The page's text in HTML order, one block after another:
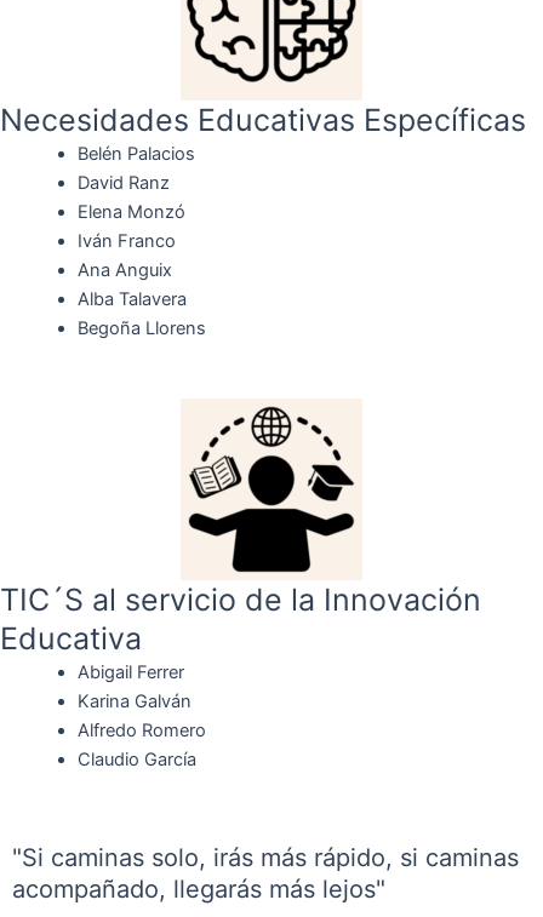
Necesidades Educativas Específicas
Belén Palacios
David Ranz
Elena Monzó
Iván Franco
Ana Anguix
Alba Talavera
Begoña Llorens
TIC´S al servicio de la Innovación
Educativa
Abigail Ferrer
Karina Galván
Alfredo Romero
Claudio García
"Si caminas solo, irás más rápido, si caminas
acompañado, llegarás más lejos"